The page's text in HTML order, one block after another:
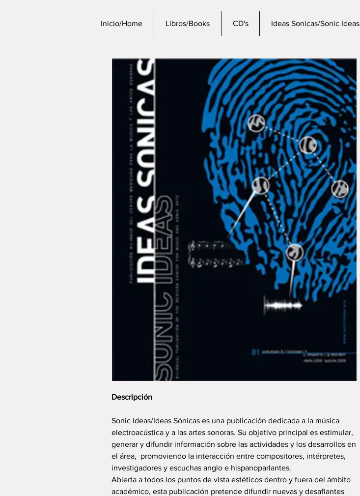
Inicio/Home Libros/Books CD's Ideas Sonicas/Sonic Ideas
Descripción
Sonic Ideas/Ideas Sónicas es una publicación dedicada a la música
electroacústica y a las artes sonoras. Su objetivo principal es estimular,
generar y difundir información sobre las actividades y los desarrollos en
el área, promoviendo la interacción entre compositores, intérpretes,
investigadores y escuchas anglo e hispanoparlantes.
Abierta a todos los puntos de vista estéticos dentro y fuera del ámbito
académico, esta publicación pretende difundir nuevas y desafiantes